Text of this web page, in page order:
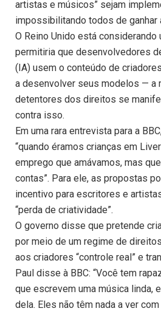
artistas e músicos” sejam
impossibilitando todos de ganhar
O Reino Unido está considerando
permitiria que desenvolvedores
(IA) usem o conteúdo de
a desenvolver seus modelos — a
detentores dos direitos se
contra isso.
Em uma rara entrevista para a
“quando éramos crianças em
emprego que amávamos, mas
contas”. Para ele, as propostas
incentivo para escritores e
“perda de criatividade”.
O governo disse que pretende
por meio de um regime de
aos criadores “controle real” e
Paul disse à BBC: “Você tem
que escrevem uma música linda,
dela. Eles não têm nada a ver